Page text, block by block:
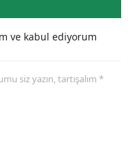
ve kabul ediyorum
siz yazın, tartışalım *